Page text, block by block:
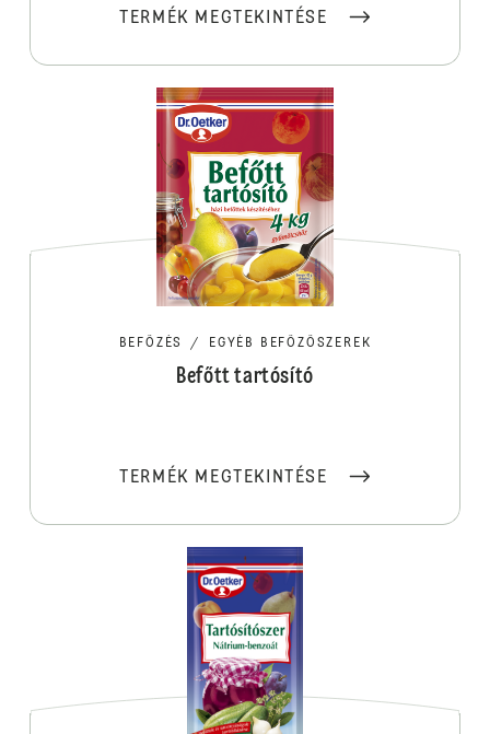
TERMÉK MEGTEKINTÉSE
BEFŐZÉS / EGYÉB BEFŐZŐSZEREK
Befőtt tartósító
TERMÉK MEGTEKINTÉSE